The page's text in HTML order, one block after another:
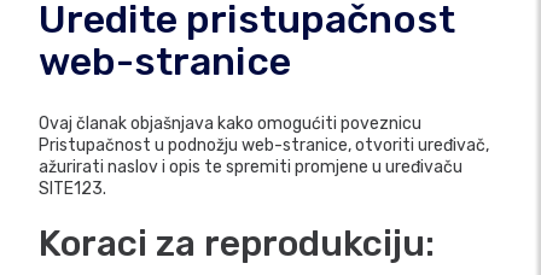
Uredite pristupačnost
web-stranice
Ovaj članak objašnjava kako omogućiti poveznicu
Pristupačnost u podnožju web-stranice, otvoriti uređivač,
ažurirati naslov i opis te spremiti promjene u uređivaču
SITE123.
Koraci za reprodukciju: